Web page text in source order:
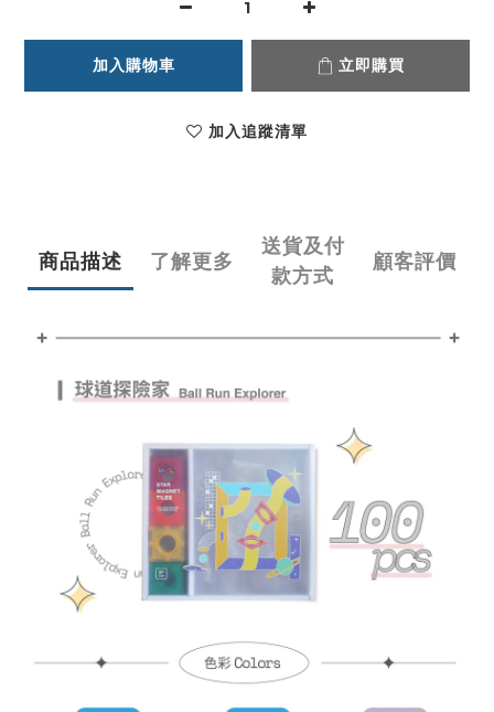
加入購物車 立即購買
加入追蹤清單
商品描述 了解更多
送貨及付
款方式
顧客評價